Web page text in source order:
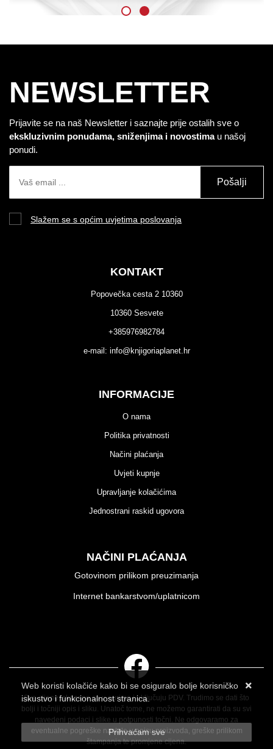
NEWSLETTER
Prijavite se na naš Newsletter i saznajte prije ostalih sve o
ekskluzivnim ponudama, sniženjima i novostimau našoj
ponudi.
Pošalji
Slažem se s općim uvjetima poslovanja
KONTAKT
Popovečka cesta 2 10360
10360 Sesvete
+385976982784
e-mail: info@knjigoriaplanet.hr
INFORMACIJE
O nama
Politika privatnosti
Načini plaćanja
Uvjeti kupnje
Upravljanje kolačićima
Jednostrani raskid ugovora
NAČINI PLAĆANJA
Gotovinom prilikom preuzimanja
Internet bankarstvom/uplatnicom
Sve cijene iskazane su u eurima i uključuju PDV. Trudimo se dati što
bolji i točniji opis i sliku. Unatoč tome, ne možemo garantirati da su svi
navedeni podaci i slike u potpunosti točni. Ne odgovaramo za
eventualne pogreške nastale u opisu proizvoda, greške prilikom
štampanja te promjene cijena.
Web koristi kolačiće kako bi se osiguralo bolje korisničko
iskustvo i funkcionalnost stranica.
Više informacija o kolačićima možete pročitati ovdje
Prihvaćam sve